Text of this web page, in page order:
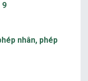
9
nhân, phép